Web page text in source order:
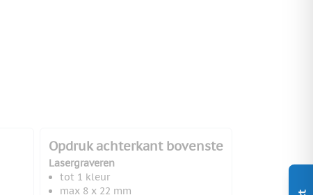
Opdruk achterkant bovenste
Lasergraveren
tot 1 kleur
max 8 x 22 mm